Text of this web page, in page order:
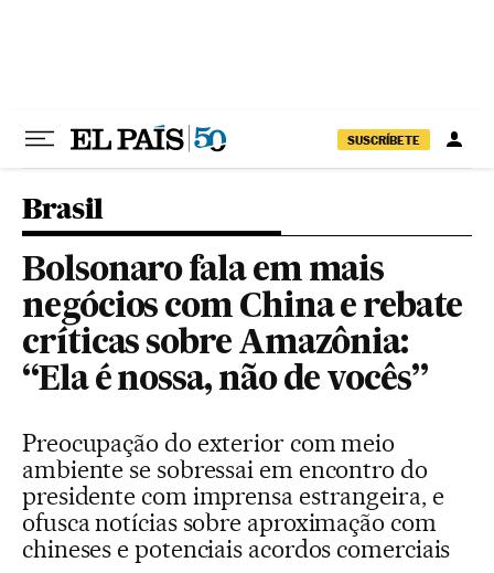
SUSCRÍBETE
Brasil
Bolsonaro fala em mais
negócios com China e rebate
críticas sobre Amazônia:
“Ela é nossa, não de vocês”
Preocupação do exterior com meio
ambiente se sobressai em encontro do
presidente com imprensa estrangeira, e
ofusca notícias sobre aproximação com
chineses e potenciais acordos comerciais